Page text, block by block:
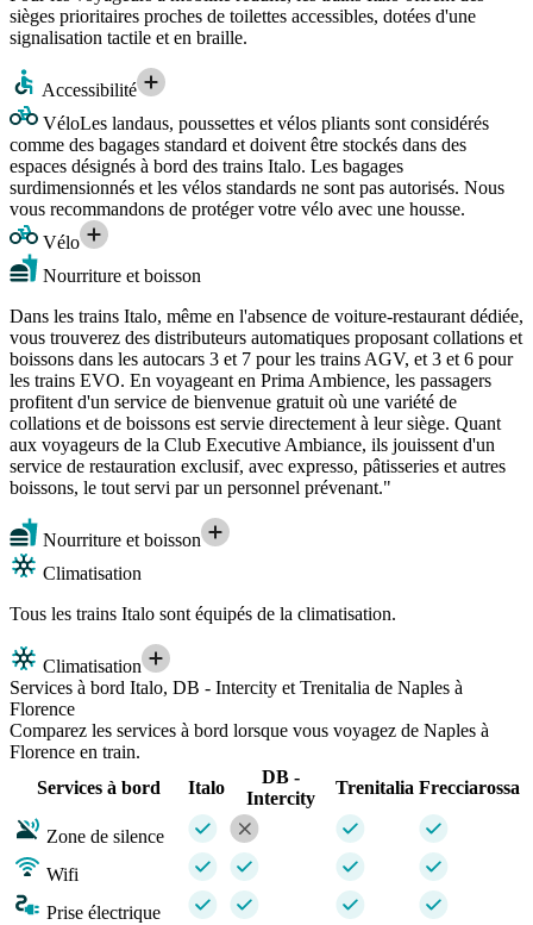
sièges prioritaires proches de toilettes accessibles, dotées d'une
signalisation tactile et en braille.
Accessibilité
VéloLes landaus, poussettes et vélos pliants sont considérés
comme des bagages standard et doivent être stockés dans des
espaces désignés à bord des trains Italo. Les bagages
surdimensionnés et les vélos standards ne sont pas autorisés. Nous
vous recommandons de protéger votre vélo avec une housse.
Vélo
Nourriture et boisson
Dans les trains Italo, même en l'absence de voiture-restaurant dédiée,
vous trouverez des distributeurs automatiques proposant collations et
boissons dans les autocars 3 et 7 pour les trains AGV, et 3 et 6 pour
les trains EVO. En voyageant en Prima Ambience, les passagers
profitent d'un service de bienvenue gratuit où une variété de
collations et de boissons est servie directement à leur siège. Quant
aux voyageurs de la Club Executive Ambiance, ils jouissent d'un
service de restauration exclusif, avec expresso, pâtisseries et autres
boissons, le tout servi par un personnel prévenant."
Nourriture et boisson
Climatisation
Tous les trains Italo sont équipés de la climatisation.
Climatisation
Services à bord Italo, DB - Intercity et Trenitalia de Naples à
Florence
Comparez les services à bord lorsque vous voyagez de Naples à
Florence en train.
Services à bord
Italo
DB -
Intercity
Trenitalia Frecciarossa
Zone de silence
Wifi
Prise électrique